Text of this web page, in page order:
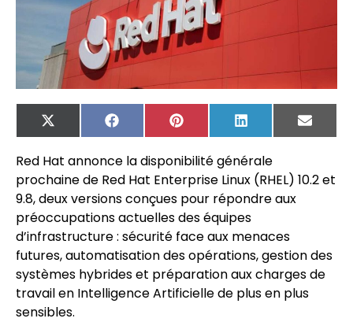
X
(Twitter)
FacebookPinterest LinkedIn
Email
Red Hat annonce la disponibilité générale
prochaine de Red Hat Enterprise Linux (RHEL) 10.2 et
9.8, deux versions conçues pour répondre aux
préoccupations actuelles des équipes
d’infrastructure : sécurité face aux menaces
futures, automatisation des opérations, gestion des
systèmes hybrides et préparation aux charges de
travail en Intelligence Artificielle de plus en plus
sensibles.